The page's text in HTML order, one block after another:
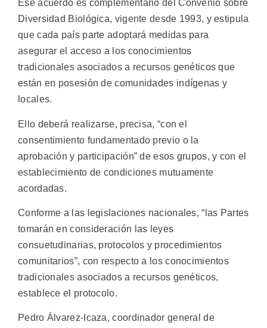
Ese acuerdo es complementario del Convenio sobre
Diversidad Biológica, vigente desde 1993, y estipula
que cada país parte adoptará medidas para
asegurar el acceso a los conocimientos
tradicionales asociados a recursos genéticos que
están en posesión de comunidades indígenas y
locales.
Ello deberá realizarse, precisa, “con el
consentimiento fundamentado previo o la
aprobación y participación” de esos grupos, y con el
establecimiento de condiciones mutuamente
acordadas.
Conforme a las legislaciones nacionales, “las Partes
tomarán en consideración las leyes
consuetudinarias, protocolos y procedimientos
comunitarios”, con respecto a los conocimientos
tradicionales asociados a recursos genéticos,
establece el protocolo.
Pedro Álvarez-Icaza, coordinador general de